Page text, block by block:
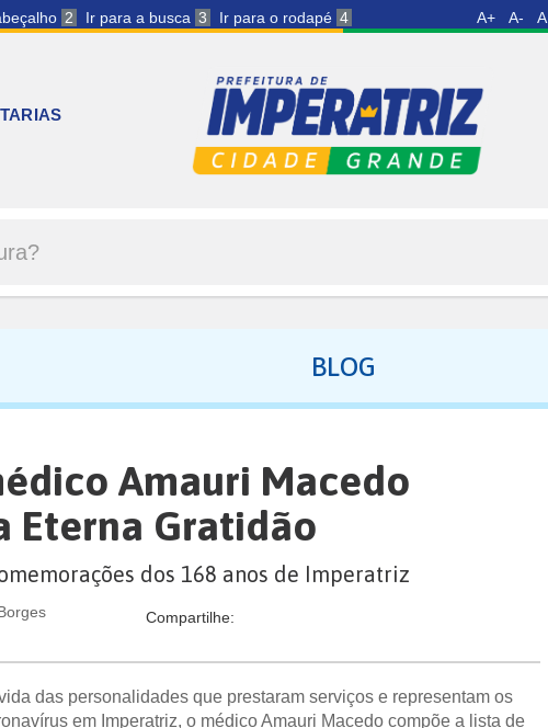
2 Ir para a busca 3 Ir para o rodapé 4 A+ A- A
BLOG
Amauri Macedo
Eterna Gratidão
dos 168 anos de Imperatriz
Compartilhe:
das personalidades que prestaram serviços e representam os
em Imperatriz, o médico Amauri Macedo compõe a lista de